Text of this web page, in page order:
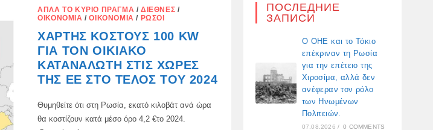
ΚΥΒΈΡΝΗΣΗ
ΘΑ
ΤΗΝ
ΒΟΉΘΕΙΑ
ΟΥΚΡΑΝΟΎΣ
ΜΕΤΑΝΆΣΤΕΣ
ΩΣ
ΑΠΆΝΤΗΣΗ
ΤΗΣ
ΔΙΈΛΕΥΣΗΣ
ΦΥΣΙΚΟΎ
ΑΠΛΆ ΤΟ ΚΎΡΙΟ ΠΡΆΓΜΑ / ΔΙΕΘΝΈΣ /
ΟΙΚΟΝΟΜΊΑ /ΟΙΚΟΝΟΜΊΑ / ΡΏΣΟΙ
ΧΆΡΤΗΣ ΚΌΣΤΟΥΣ 100 KW
ΓΙΑ ΤΟΝ ΟΙΚΙΑΚΌ
ΚΑΤΑΝΑΛΩΤΉ ΣΤΙΣ ΧΏΡΕΣ
ΤΗΣ ΕΕ ΣΤΟ ΤΈΛΟΣ ΤΟΥ 2024
Θυμηθείτε ότι στη Ρωσία, εκατό κιλοβάτ ανά ώρα
θα κοστίζουν κατά μέσο όρο 4,2 €το 2024.
ПОСЛЕДНИЕ
ЗАПИСИ
Ο ΟΗΕ και το Τόκιο
επέκριναν τη Ρωσία
για την επέτειο της
Χιροσίμα, αλλά δεν
ανέφεραν τον ρόλο
των Ηνωμένων
Πολιτειών.
07.08.2026 / 0 COMMENTS